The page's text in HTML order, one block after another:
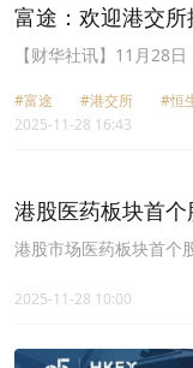
富途：欢迎港交
【财华社讯】11月28
反应正面。富途相信，
衍生品市场生态，提升
#富途 #港交所
#恒
2025-11-28 16:43
港股医药板块首
估进行时
港股市场医药板块首
2025-11-28 10:00